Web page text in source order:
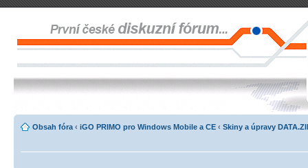
Obsah fóra ‹ iGO PRIMO pro Windows Mobile a CE ‹ Skiny a úpravy